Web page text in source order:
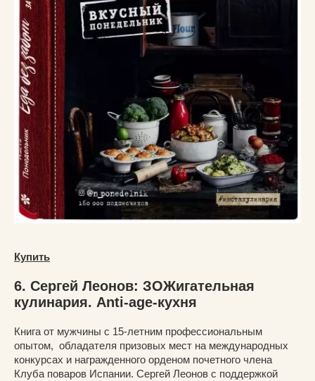
Купить
6. Сергей Леонов: ЗОЖигательная
кулинария. Anti-age-кухня
Книга от мужчины с 15-летним профессиональным
опытом, обладателя призовых мест на международных
конкурсах и награжденного орденом почетного члена
Клуба поваров Испании. Сергей Леонов с поддержкой